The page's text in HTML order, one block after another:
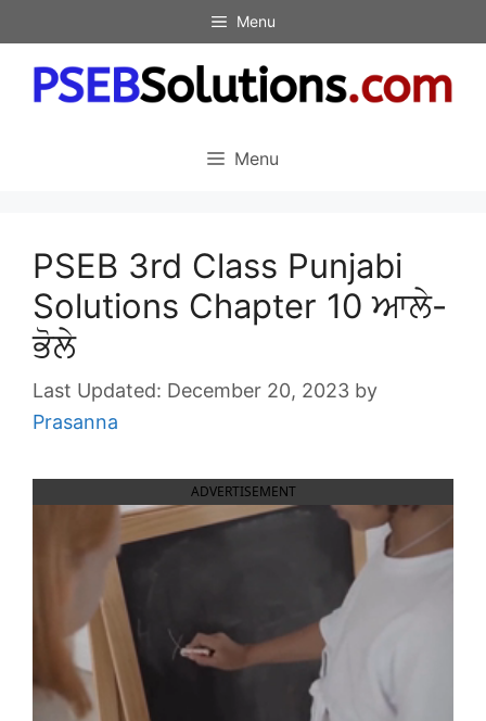
to
content
Menu
Menu
PSEB 3rd Class Punjabi
Solutions Chapter 10 ਆਲੇ-
ਭੋਲੇ
December 20, 2023 by
Prasanna
ADVERTISEMENT